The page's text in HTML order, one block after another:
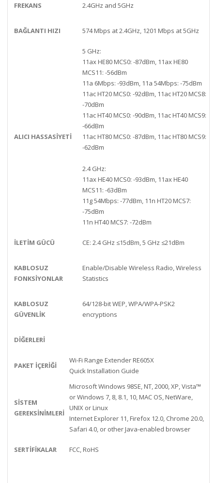
FREKANS 2.4GHz and 5GHz
BAĞLANTI HIZI 574 Mbps at 2.4GHz, 1201 Mbps at 5GHz
ALICI HASSASIYETI
5 GHz:
11ax HE80 MCS0: -87dBm, 11ax HE80
MCS11: -56dBm
11a 6Mbps: -93dBm, 11a 54Mbps: -75dBm
11ac HT20 MCS0: -92dBm, 11ac HT20 MCS8:
-70dBm
11ac HT40 MCS0: -90dBm, 11ac HT40 MCS9:
-66dBm
11ac HT80 MCS0: -87dBm, 11ac HT80 MCS9:
-62dBm
2.4 GHz:
11ax HE40 MCS0: -93dBm, 11ax HE40
MCS11: -63dBm
11g 54Mbps: -77dBm, 11n HT20 MCS7:
-75dBm
11n HT40 MCS7: -72dBm
İLETIM GÜCÜ CE: 2.4 GHz ≤15dBm, 5 GHz ≤21dBm
KABLOSUZ
FONKSIYONLAR
Enable/Disable Wireless Radio, Wireless
Statistics
KABLOSUZ
GÜVENLIK
64/128-bit WEP, WPA/WPA-PSK2
encryptions
DİĞERLERİ
PAKET İÇERIĞI
Wi-Fi Range Extender RE605X
Quick Installation Guide
SISTEM
GEREKSINIMLERI
Microsoft Windows 98SE, NT, 2000, XP, Vista™
or Windows 7, 8, 8.1, 10, MAC OS, NetWare,
UNIX or Linux
Internet Explorer 11, Firefox 12.0, Chrome 20.0,
Safari 4.0, or other Java-enabled browser
SERTIFIKALAR FCC, RoHS